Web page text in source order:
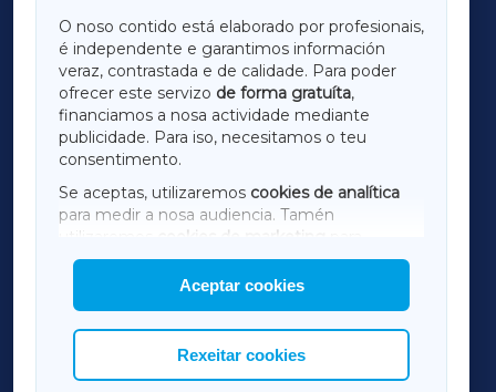
O noso contido está elaborado por profesionais,
é independente e garantimos información
veraz, contrastada e de calidade. Para poder
ofrecer este servizo de forma gratuíta,
financiamos a nosa actividade mediante
publicidade. Para iso, necesitamos o teu
consentimento.
Se aceptas, utilizaremos cookies de analítica
para medir a nosa audiencia. Tamén
utilizaremos
cookies de marketing
mostrar publicidade de terceiros.
Así mesmo, podes personalizar a elección das
cookies que desexas permitir.
Aceptar cookies
Rexeitar cookies
LUGOXA
TERRACHAXA
AMARIÑAXA
RIBEIRASACRAXA
ACORUÑAXA